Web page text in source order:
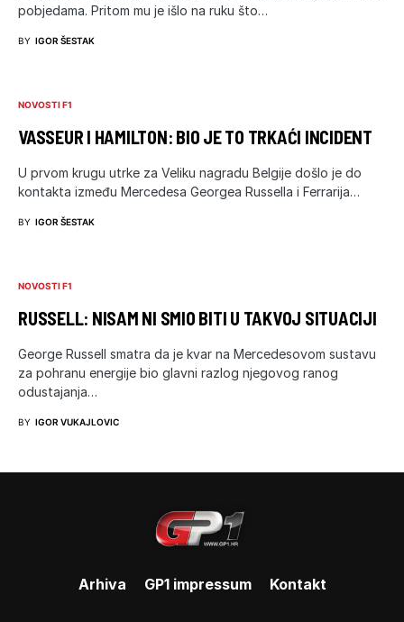
pobjedama. Pritom mu je išlo na ruku što…
BY IGOR ŠESTAK
NOVOSTI F1
VASSEUR I HAMILTON: BIO JE TO TRKAĆI INCIDENT
U prvom krugu utrke za Veliku nagradu Belgije došlo je do
kontakta između Mercedesa Georgea Russella i Ferrarija…
BY IGOR ŠESTAK
NOVOSTI F1
RUSSELL: NISAM NI SMIO BITI U TAKVOJ SITUACIJI
George Russell smatra da je kvar na Mercedesovom sustavu
za pohranu energije bio glavni razlog njegovog ranog
odustajanja…
BY IGOR VUKAJLOVIC
Arhiva GP1 impressum Kontakt